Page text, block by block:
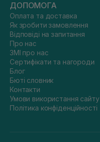
ДОПОМОГА
Оплата та доставка
Як зробити замовлення
Відповіді на запитання
Про нас
ЗМІ про нас
Сертифікати та нагороди
Блог
Бюті словник
Контакти
Умови використання сайту
Політика конфіденційності